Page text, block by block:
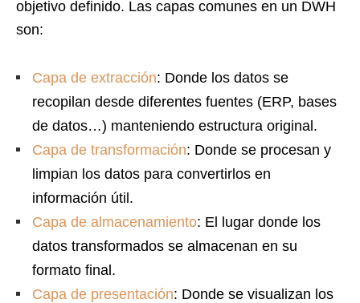
objetivo definido. Las capas comunes en un DWH
son:
Capa de extracción: Donde los datos se
recopilan desde diferentes fuentes (ERP, bases
de datos…) manteniendo estructura original.
Capa de transformación: Donde se procesan y
limpian los datos para convertirlos en
información útil.
Capa de almacenamiento: El lugar donde los
datos transformados se almacenan en su
formato final.
Capa de presentación: Donde se visualizan los